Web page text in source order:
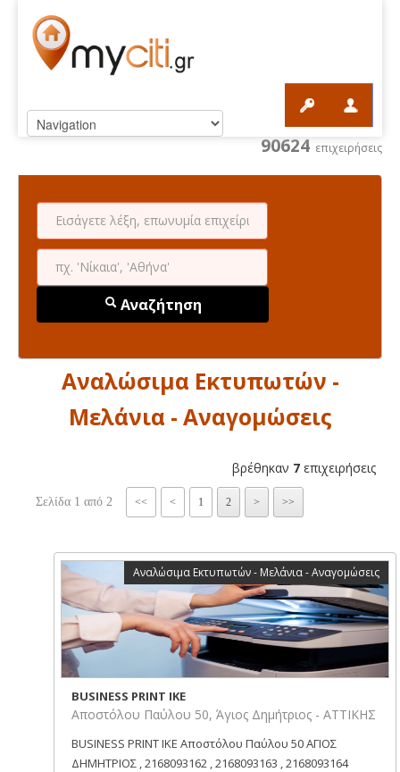
90624 επιχειρήσεις
Αναζήτηση
Αναλώσιμα Εκτυπωτών -
Μελάνια - Αναγομώσεις
βρέθηκαν 7 επιχειρήσεις
Σελίδα 1 από 2 << < 1 2 > >>
Αναλώσιμα Εκτυπωτών - Μελάνια - Αναγομώσεις
BUSINESS PRINT ΙΚΕ
Αποστόλου Παύλου 50, Άγιος Δημήτριος - ΑΤΤΙΚΗΣ
BUSINESS PRINT ΙΚΕ Αποστόλου Παύλου 50 ΑΓΙΟΣ
ΔΗΜΗΤΡΙΟΣ , 2168093162 , 2168093163 , 2168093164